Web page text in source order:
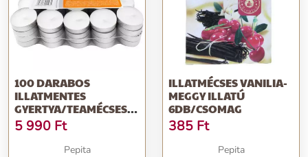
100 DARABOS
ILLATMENTES
GYERTYA/TEAMÉCSES
KÉSZLET – 3 ÓRÁS
ÉGÉSI...
5 990 Ft
Pepita
ILLATMÉCSES VANILIA-
MEGGY ILLATÚ
6DB/CSOMAG
385 Ft
Pepita